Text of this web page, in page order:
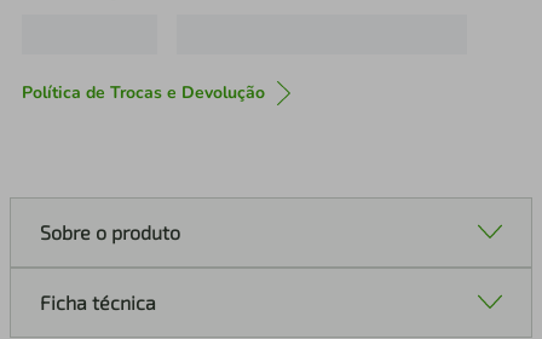
Política de Trocas e Devolução
Sobre o produto
Ficha técnica